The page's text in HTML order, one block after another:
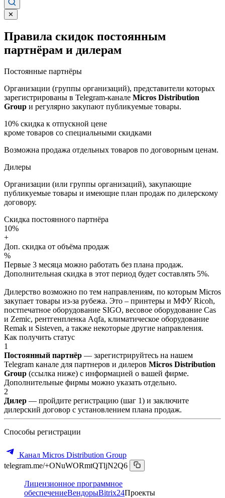
✕
Правила скидок постоянным
партнёрам и дилерам
Постоянные партнёры
Организации (группы организаций), представители которых
зарегистрированы в Telegram-канале Micros Distribution
Group и регулярно закупают публикуемые товары.
10% скидка к отпускной цене
кроме товаров со специальными скидками
Возможна продажа отдельных товаров по договорным ценам.
Дилеры
Организации (или группы организаций), закупающие
публикуемые товары и имеющие план продаж по дилерскому
договору.
Скидка постоянного партнёра
10%
+
Доп. скидка от объёма продаж
%
Первые 3 месяца можно работать без плана продаж.
Дополнительная скидка в этот период будет составлять 5%.
Дилерство возможно по тем направлениям, по которым Micros
закупает товары из-за рубежа. Это – принтеры и МФУ Ricoh,
постпечатное оборудование SIGO, весовое оборудование Cas
и Zemic, рентгенпленка Aqfa, климатическое оборудование
Remak и Sisteven, а также некоторые другие направления.
Как получить статус
1
Постоянный партнёр — зарегистрируйтесь на нашем
Telegram канале для партнеров и дилеров Micros Distribution
Group (ссылка ниже) с информацией о вашей фирме.
Дополнительные фирмы можно указать отдельно.
2
Дилер — пройдите регистрацию (шаг 1) и заключите
дилерский договор с установлением плана продаж.
Способы регистрации
Канал Micros Distribution Group
telegram.me/+ONuWORmtQTljN2Q6
Лицензионное программное
обеспечениеВендорыBitrix24Проекты